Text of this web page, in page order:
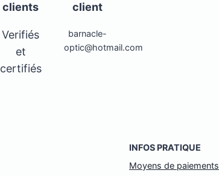
clients
Verifiés
et
certifiés
client
barnacle-
optic@hotmail.com
INFOS PRATIQUE
Moyens de paiements